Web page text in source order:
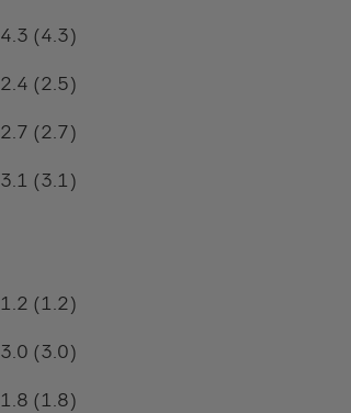
4.3 (4.3)
2.4 (2.5)
2.7 (2.7)
3.1 (3.1)
1.2 (1.2)
3.0 (3.0)
1.8 (1.8)